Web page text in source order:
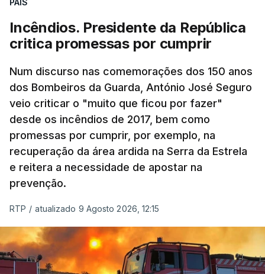
PAÍS
Incêndios. Presidente da República
critica promessas por cumprir
Num discurso nas comemorações dos 150 anos
dos Bombeiros da Guarda, António José Seguro
veio criticar o "muito que ficou por fazer"
desde os incêndios de 2017, bem como
promessas por cumprir, por exemplo, na
recuperação da área ardida na Serra da Estrela
e reitera a necessidade de apostar na
prevenção.
RTP / atualizado 9 Agosto 2026, 12:15